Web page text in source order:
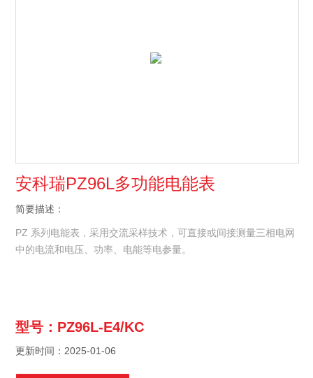
安科瑞PZ96L多功能电能表
简要描述：
PZ 系列电能表，采用交流采样技术，可直接或间接测量三相电网
中的电流和电压、功率、电能等电参量。
型号：PZ96L-E4/KC
更新时间：2025-01-06